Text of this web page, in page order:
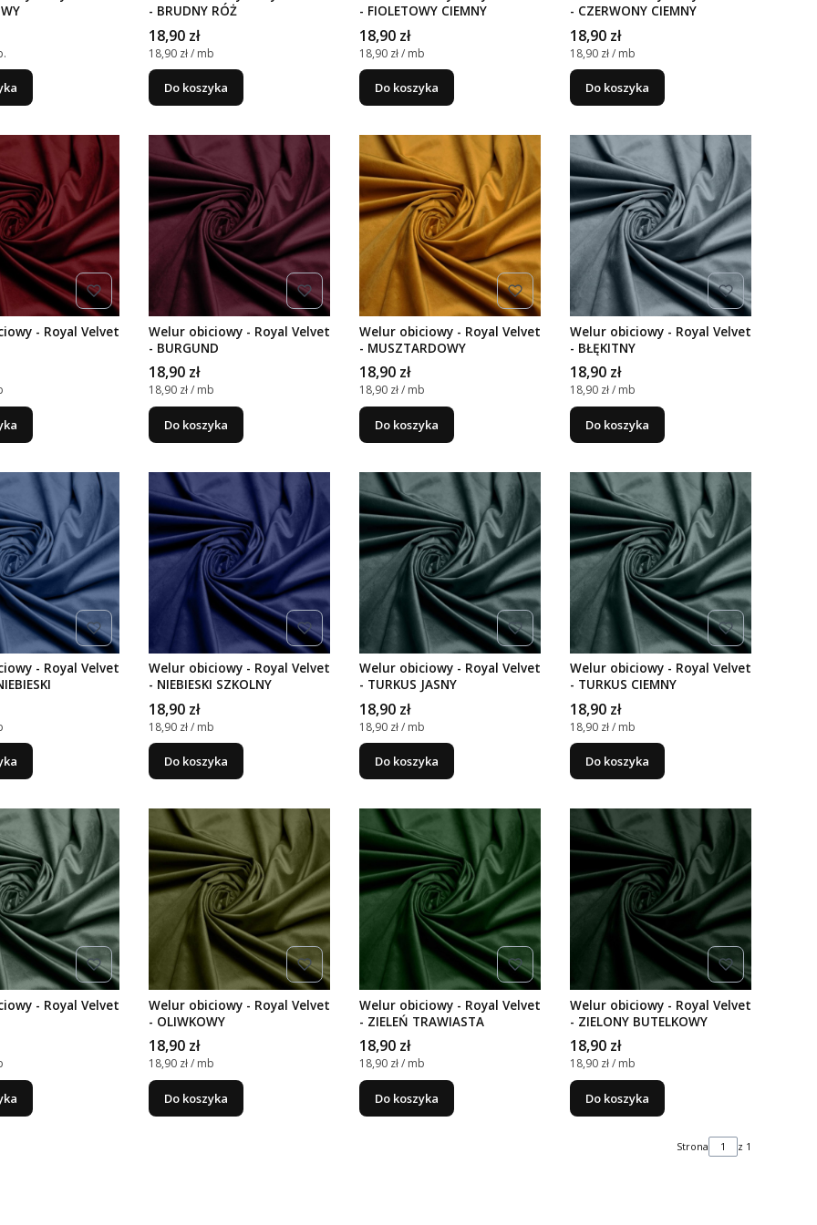
- BRUDNY RÓŻ
Cena
18,90 zł
Cena jednostkowa
18,90 zł / mb
Do koszyka
- FIOLETOWY CIEMNY
Cena
18,90 zł
Cena jednostkowa
18,90 zł / mb
Do koszyka
- CZERWONY CIEMNY
Cena
18,90 zł
Cena jednostkowa
18,90 zł / mb
Do koszyka
- Royal Velvet
Welur obiciowy - Royal Velvet
- BURGUND
Cena
18,90 zł
Cena jednostkowa
18,90 zł / mb
Do koszyka
Welur obiciowy - Royal Velvet
- MUSZTARDOWY
Cena
18,90 zł
Cena jednostkowa
18,90 zł / mb
Do koszyka
Welur obiciowy - Royal Velvet
- BŁĘKITNY
Cena
18,90 zł
Cena jednostkowa
18,90 zł / mb
Do koszyka
- Royal Velvet
Welur obiciowy - Royal Velvet
- NIEBIESKI SZKOLNY
Cena
18,90 zł
Cena jednostkowa
18,90 zł / mb
Do koszyka
Welur obiciowy - Royal Velvet
- TURKUS JASNY
Cena
18,90 zł
Cena jednostkowa
18,90 zł / mb
Do koszyka
Welur obiciowy - Royal Velvet
- TURKUS CIEMNY
Cena
18,90 zł
Cena jednostkowa
18,90 zł / mb
Do koszyka
- Royal Velvet
Welur obiciowy - Royal Velvet
- OLIWKOWY
Cena
18,90 zł
Cena jednostkowa
18,90 zł / mb
Do koszyka
Welur obiciowy - Royal Velvet
- ZIELEŃ TRAWIASTA
Cena
18,90 zł
Cena jednostkowa
18,90 zł / mb
Do koszyka
Welur obiciowy - Royal Velvet
- ZIELONY BUTELKOWY
Cena
18,90 zł
Cena jednostkowa
18,90 zł / mb
Do koszyka
Strona z 1